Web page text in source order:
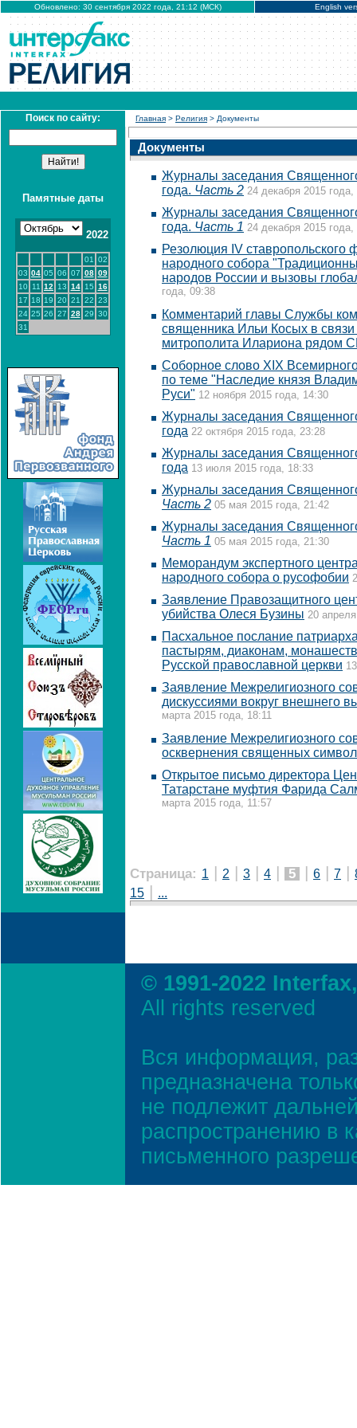
Обновлено: 30 сентября 2022 года, 21:12 (МСК) English
Поиск по сайту:
Памятные даты
2022
01
02
03 04 05 06 07 08 09
10
11 12 13 14 15 16
17 18 19 20 21 22 23
24 25 26 27 28 29 30
31
Главная > Религия > Документы
Документы
Журналы заседания
года. Часть 2 24 декабря 2015 года,
Журналы заседания
года. Часть 1 24 декабря 2015 года,
Резолюция IV ставропольского
народного собора
народов России и вызовы
года, 09:38
Комментарий главы Службы
священника Ильи Косых в
митрополита Илариона рядом
Соборное слово XIX
по теме "Наследие князя
Руси" 12 ноября 2015 года, 14:30
Журналы заседания
года 22 октября 2015 года, 23:28
Журналы заседания
года 13 июля 2015 года, 18:33
Журналы заседания
Часть 2 05 мая 2015 года, 21:42
Журналы заседания
Часть 1 05 мая 2015 года, 21:30
Меморандум экспертного
народного собора о русофобии
Заявление Правозащитного
убийства Олеся Бузины 20
Пасхальное послание
пастырям, диаконам,
Русской православной церкви
Заявление Межрелигиозного
дискуссиями вокруг внешнего
марта 2015 года, 18:11
Заявление Межрелигиозного
осквернения священных
Открытое письмо директора
Татарстане муфтия Фарида
марта 2015 года, 11:57
Страница: 1 | 2 | 3 | 4 | 5 | 6 | 7 |
15 | ...
© 1991-2022
All rights reserved
Вся информация,
предназначена
не подлежит
распространению в
письменного